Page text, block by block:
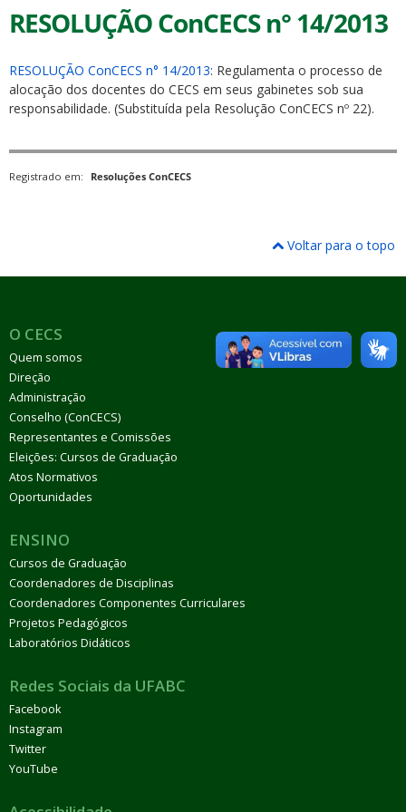
RESOLUÇÃO ConCECS n° 14/2013
RESOLUÇÃO ConCECS n° 14/2013: Regulamenta o processo de
alocação dos docentes do CECS em seus gabinetes sob sua
responsabilidade. (Substituída pela Resolução ConCECS nº 22).
Registrado em: Resoluções ConCECS
Voltar para o topo
O CECS
Quem somos
Direção
Administração
Conselho (ConCECS)
Representantes e Comissões
Eleições: Cursos de Graduação
Atos Normativos
Oportunidades
ENSINO
Cursos de Graduação
Coordenadores de Disciplinas
Coordenadores Componentes Curriculares
Projetos Pedagógicos
Laboratórios Didáticos
Redes Sociais da UFABC
Facebook
Instagram
Twitter
YouTube